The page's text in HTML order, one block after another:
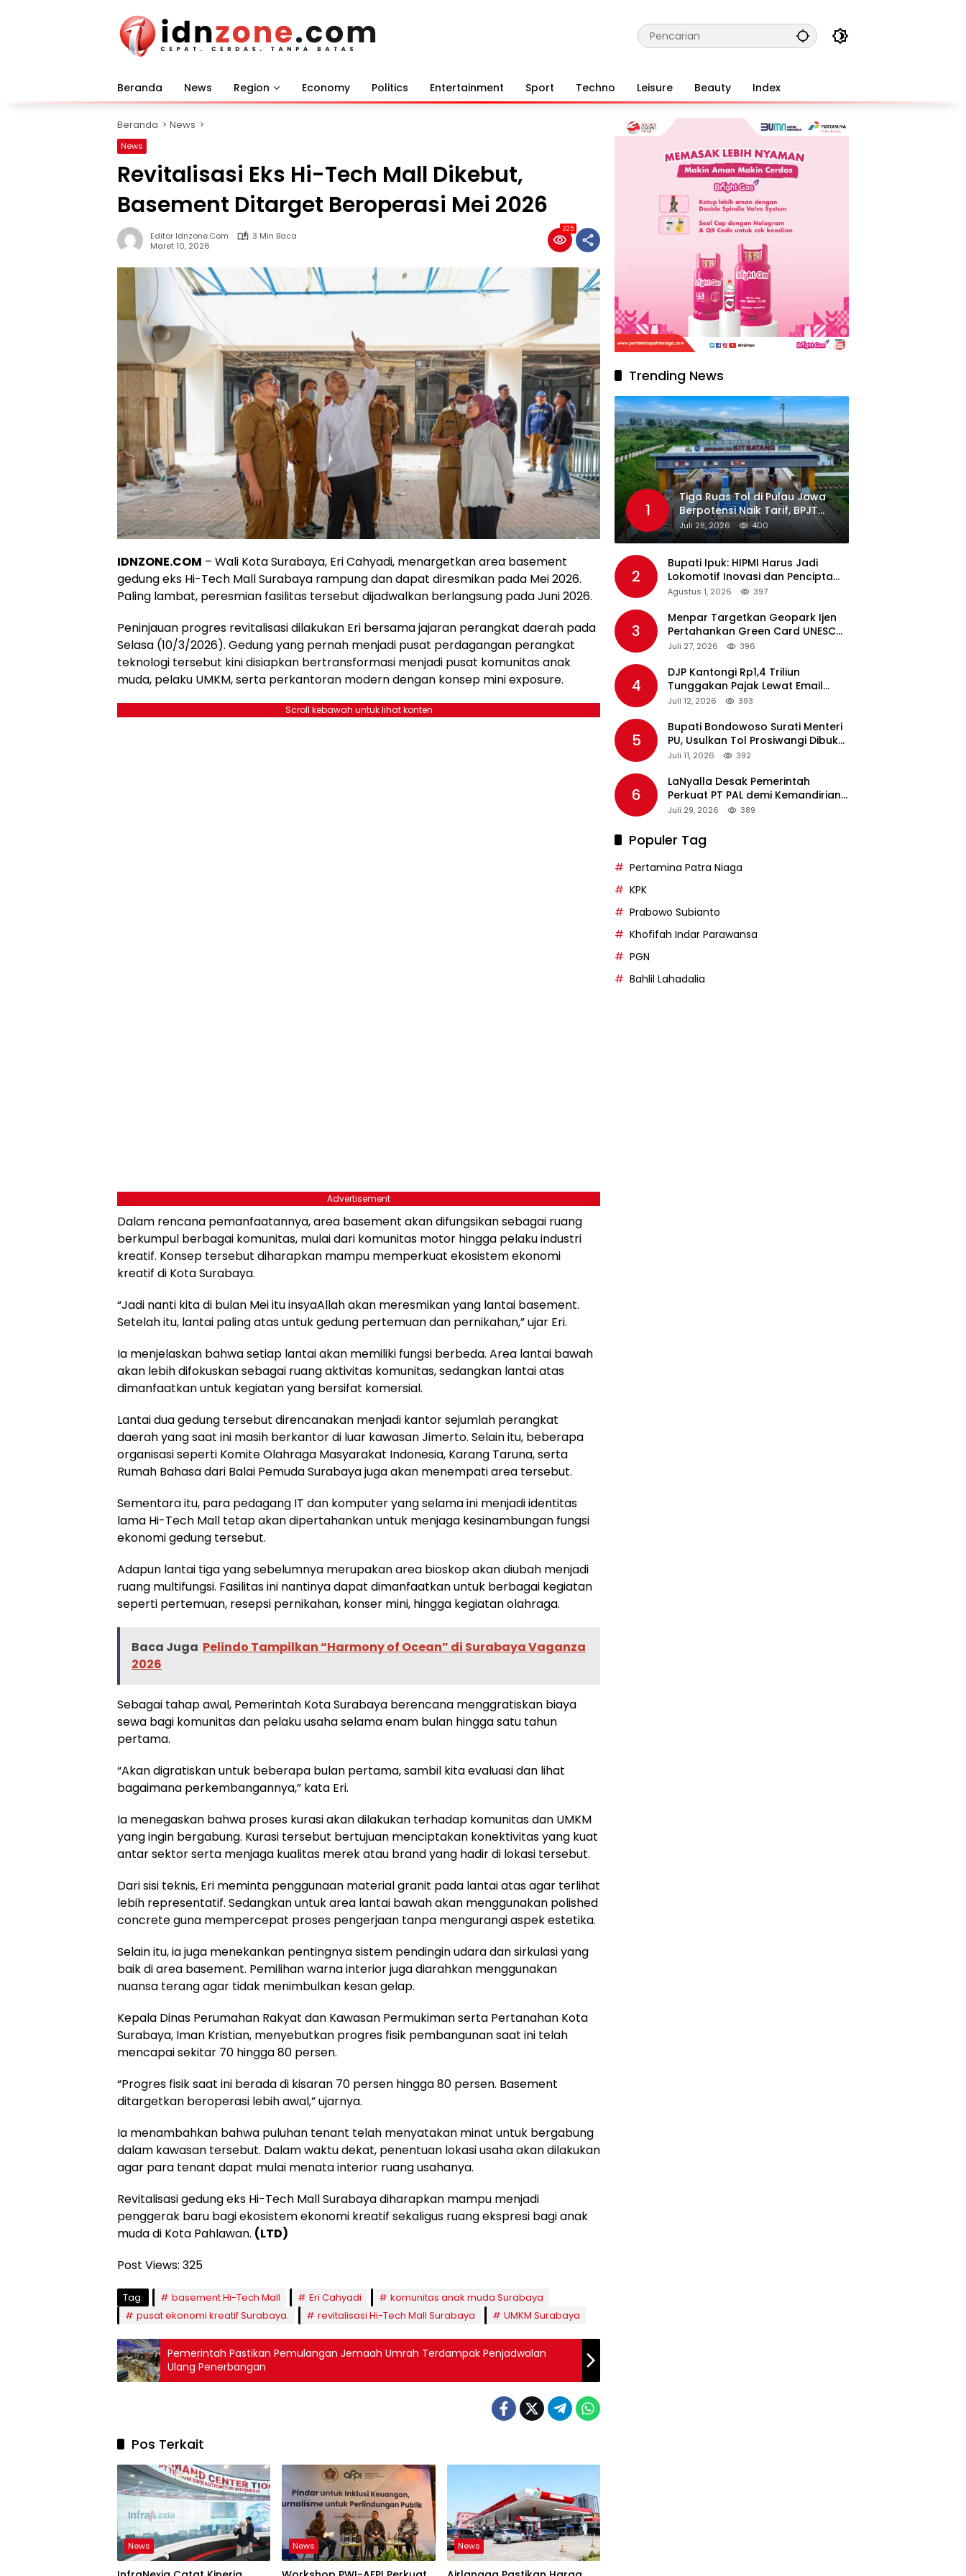
Beranda News Region Economy Politics Entertainment Sport Techno Leisure Beauty Index
Beranda News
News
Revitalisasi Eks Hi-Tech Mall Dikebut,
Basement Ditarget Beroperasi Mei 2026
Editor Idnzone.com
3 Min Baca
Maret 10, 2026
325
IDNZONE.COM – Wali Kota Surabaya, Eri Cahyadi, menargetkan area basement
gedung eks Hi-Tech Mall Surabaya rampung dan dapat diresmikan pada Mei 2026.
Paling lambat, peresmian fasilitas tersebut dijadwalkan berlangsung pada Juni 2026.
Peninjauan progres revitalisasi dilakukan Eri bersama jajaran perangkat daerah pada
Selasa (10/3/2026). Gedung yang pernah menjadi pusat perdagangan perangkat
teknologi tersebut kini disiapkan bertransformasi menjadi pusat komunitas anak
muda, pelaku UMKM, serta perkantoran modern dengan konsep mini exposure.
Scroll kebawah untuk lihat konten
Advertisement
Dalam rencana pemanfaatannya, area basement akan difungsikan sebagai ruang
berkumpul berbagai komunitas, mulai dari komunitas motor hingga pelaku industri
kreatif. Konsep tersebut diharapkan mampu memperkuat ekosistem ekonomi
kreatif di Kota Surabaya.
“Jadi nanti kita di bulan Mei itu insyaAllah akan meresmikan yang lantai basement.
Setelah itu, lantai paling atas untuk gedung pertemuan dan pernikahan,” ujar Eri.
Ia menjelaskan bahwa setiap lantai akan memiliki fungsi berbeda. Area lantai bawah
akan lebih difokuskan sebagai ruang aktivitas komunitas, sedangkan lantai atas
dimanfaatkan untuk kegiatan yang bersifat komersial.
Lantai dua gedung tersebut direncanakan menjadi kantor sejumlah perangkat
daerah yang saat ini masih berkantor di luar kawasan Jimerto. Selain itu, beberapa
organisasi seperti Komite Olahraga Masyarakat Indonesia, Karang Taruna, serta
Rumah Bahasa dari Balai Pemuda Surabaya juga akan menempati area tersebut.
Sementara itu, para pedagang IT dan komputer yang selama ini menjadi identitas
lama Hi-Tech Mall tetap akan dipertahankan untuk menjaga kesinambungan fungsi
ekonomi gedung tersebut.
Adapun lantai tiga yang sebelumnya merupakan area bioskop akan diubah menjadi
ruang multifungsi. Fasilitas ini nantinya dapat dimanfaatkan untuk berbagai kegiatan
seperti pertemuan, resepsi pernikahan, konser mini, hingga kegiatan olahraga.
Baca Juga Pelindo Tampilkan “Harmony of Ocean” di Surabaya Vaganza
2026
Sebagai tahap awal, Pemerintah Kota Surabaya berencana menggratiskan biaya
sewa bagi komunitas dan pelaku usaha selama enam bulan hingga satu tahun
pertama.
“Akan digratiskan untuk beberapa bulan pertama, sambil kita evaluasi dan lihat
bagaimana perkembangannya,” kata Eri.
Ia menegaskan bahwa proses kurasi akan dilakukan terhadap komunitas dan UMKM
yang ingin bergabung. Kurasi tersebut bertujuan menciptakan konektivitas yang kuat
antar sektor serta menjaga kualitas merek atau brand yang hadir di lokasi tersebut.
Dari sisi teknis, Eri meminta penggunaan material granit pada lantai atas agar terlihat
lebih representatif. Sedangkan untuk area lantai bawah akan menggunakan polished
concrete guna mempercepat proses pengerjaan tanpa mengurangi aspek estetika.
Selain itu, ia juga menekankan pentingnya sistem pendingin udara dan sirkulasi yang
baik di area basement. Pemilihan warna interior juga diarahkan menggunakan
nuansa terang agar tidak menimbulkan kesan gelap.
Kepala Dinas Perumahan Rakyat dan Kawasan Permukiman serta Pertanahan Kota
Surabaya, Iman Kristian, menyebutkan progres fisik pembangunan saat ini telah
mencapai sekitar 70 hingga 80 persen.
“Progres fisik saat ini berada di kisaran 70 persen hingga 80 persen. Basement
ditargetkan beroperasi lebih awal,” ujarnya.
Ia menambahkan bahwa puluhan tenant telah menyatakan minat untuk bergabung
dalam kawasan tersebut. Dalam waktu dekat, penentuan lokasi usaha akan dilakukan
agar para tenant dapat mulai menata interior ruang usahanya.
Revitalisasi gedung eks Hi-Tech Mall Surabaya diharapkan mampu menjadi
penggerak baru bagi ekosistem ekonomi kreatif sekaligus ruang ekspresi bagi anak
muda di Kota Pahlawan. (LTD)
Post Views: 325
Tag: basement Hi-Tech Mall Eri Cahyadi
komunitas anak muda Surabaya
pusat ekonomi kreatif Surabaya.
revitalisasi Hi-Tech Mall Surabaya UMKM Surabaya
Pemerintah Pastikan Pemulangan Jemaah Umrah Terdampak Penjadwalan
Ulang Penerbangan
Pos Terkait
News News News
Trending News
1
Tiga Ruas Tol di Pulau Jawa
Berpotensi Naik Tarif, BPJT
Tunggu Hasil Evaluasi
Standar Pelayanan
Juli 28, 2026 400
2
Bupati Ipuk: HIPMI Harus Jadi
Lokomotif Inovasi dan Pencipta
Lapangan Kerja
Agustus 1, 2026 397
3
Menpar Targetkan Geopark Ijen
Pertahankan Green Card UNESCO
pada Revalidasi Agustus 2026
Juli 27, 2026 396
4
DJP Kantongi Rp1,4 Triliun
Tunggakan Pajak Lewat Email
Pengingat, Total Piutang Masih
Juli 12, 2026 393
5
Bupati Bondowoso Surati Menteri
PU, Usulkan Tol Prosiwangi Dibuka
Sementara
Juli 11, 2026 392
6
LaNyalla Desak Pemerintah
Perkuat PT PAL demi Kemandirian
Industri Pertahanan Maritim
Juli 29, 2026 389
Populer Tag
Pertamina Patra Niaga
KPK
Prabowo Subianto
Khofifah Indar Parawansa
PGN
Bahlil Lahadalia